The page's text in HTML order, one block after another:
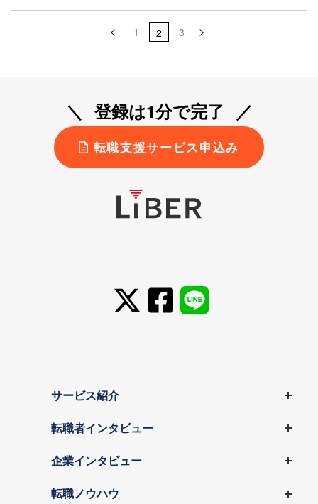
1 2 3
登録は1分で完了
転職支援サービス申込み
サービス紹介
転職者インタビュー
企業インタビュー
転職ノウハウ